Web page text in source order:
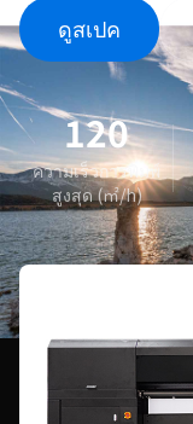
ดูสเปค
120
ความเร็วการพิมพ์
สูงสุด (㎡/h)